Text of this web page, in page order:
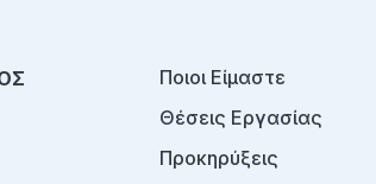
Ποιοι Είμαστε
Θέσεις Εργασίας
Προκηρύξεις